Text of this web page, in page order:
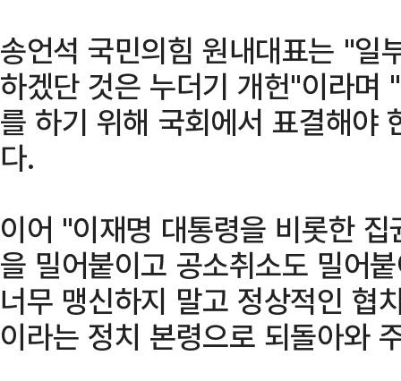
송언석 국민의힘 원내대표는 "일
하겠단 것은 누더기 개헌"이라며
를 하기 위해 국회에서 표결해야
다.
이어 "이재명 대통령을 비롯한
을 밀어붙이고 공소취소도 밀어
너무 맹신하지 말고 정상적인 협
이라는 정치 본령으로 되돌아와